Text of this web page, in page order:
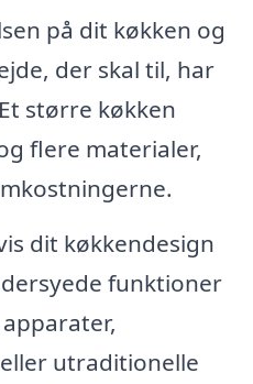
på dit køkken og
der skal til, har
større køkken
flere materialer,
dit køkkendesign
funktioner
utraditionelle